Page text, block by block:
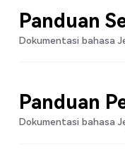
Panduan
Dokumentasi bahasa
Panduan
Dokumentasi bahasa